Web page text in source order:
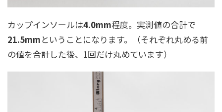
カップインソールは4.0mm程度。実測値の合計で
21.5mmということになります。（それぞれ丸める前
の値を合計した後、1回だけ丸めています）